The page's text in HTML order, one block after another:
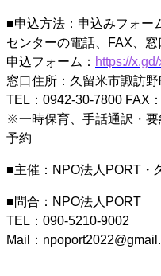
■申込方法：申込みフォー
センターの電話、FAX、
申込フォーム： https://
窓口住所：久留米市諏訪
TEL：0942-30-7800 FAX
※一時保育、手話通訳・
予約
■主催：NPO法人PORT・
■問合：NPO法人PORT
TEL：090-5210-9002
Mail：